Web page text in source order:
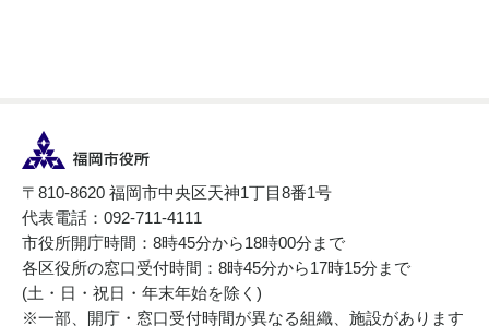
〒810-8620 福岡市中央区天神1丁目8番1号
代表電話：092-711-4111
市役所開庁時間：8時45分から18時00分まで
各区役所の窓口受付時間：8時45分から17時15分まで
(土・日・祝日・年末年始を除く)
※一部、開庁・窓口受付時間が異なる組織、施設があります